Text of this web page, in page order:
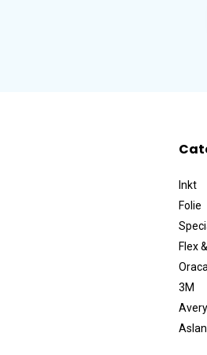
Inkt
Folie
Flex
3M
Avery
Aslan